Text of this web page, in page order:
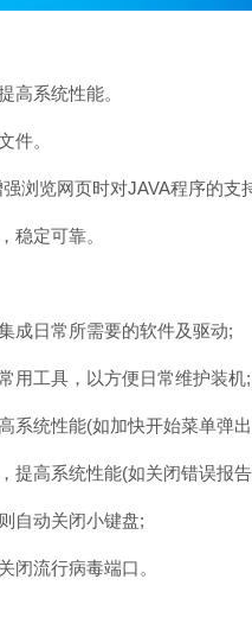
高系统性能。
件。
浏览网页时对JAVA程序的支
稳定可靠。
成日常所需要的软件及驱动;
用工具，以方便日常维护装机;
系统性能(如加快开始菜单弹
提高系统性能(如关闭错误报
自动关闭小键盘;
闭流行病毒端口。